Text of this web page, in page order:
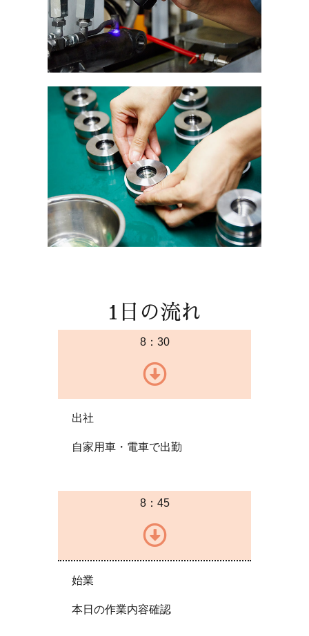
1日の流れ
8：30
出社
自家用車・電車で出勤
8：45
始業
本日の作業内容確認